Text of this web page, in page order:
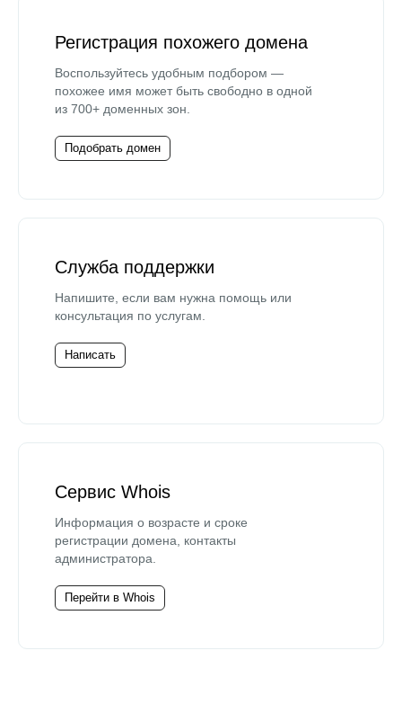
Регистрация похожего домена
Воспользуйтесь удобным подбором —
похожее имя может быть свободно в одной
из 700+ доменных зон.
Подобрать домен
Служба поддержки
Напишите, если вам нужна помощь или
консультация по услугам.
Написать
Сервис Whois
Информация о возрасте и сроке
регистрации домена, контакты
администратора.
Перейти в Whois